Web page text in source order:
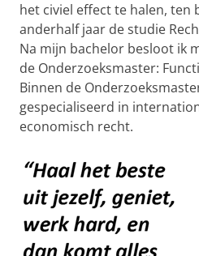
het civiel effect te halen, ten
anderhalf jaar de studie
Na mijn bachelor besloot ik
de Onderzoeksmaster:
Binnen de
gespecialiseerd in
economisch recht.